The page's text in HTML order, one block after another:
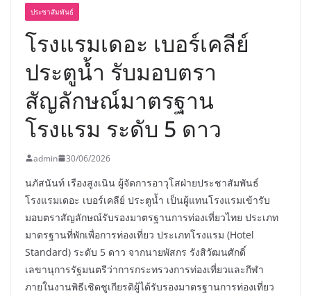
ประชาสัมพันธ์
โรงแรมเดอะ เบอร์เคลีย์
ประตูน้ำ รับมอบตรา
สัญลักษณ์มาตรฐาน
โรงแรม ระดับ 5 ดาว
admin 30/06/2026
นภัสนันท์ เรืองสูงเนิน ผู้จัดการอาวุโสฝ่ายประชาสัมพันธ์
โรงแรมเดอะ เบอร์เคลีย์ ประตูน้ำ เป็นผู้แทนโรงแรมเข้ารับ
มอบตราสัญลักษณ์รับรองมาตรฐานการท่องเที่ยวไทย ประเภท
มาตรฐานที่พักเพื่อการท่องเที่ยว ประเภทโรงแรม (Hotel
Standard) ระดับ 5 ดาว จากนายพัสกร รังสิวัฒนศักดิ์
เลขานุการรัฐมนตรีว่าการกระทรวงการท่องเที่ยวและกีฬา
ภายในงานพิธีเชิดชูเกียรติผู้ได้รับรองมาตรฐานการท่องเที่ยว